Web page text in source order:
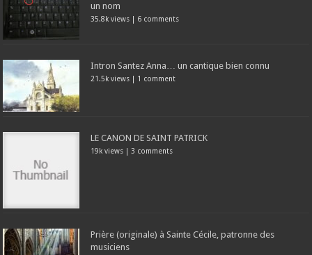
un nom
35.8k views | 6 comments
Intron Santez Anna… un cantique bien connu
21.5k views | 1 comment
LE CANON DE SAINT PATRICK
19k views | 3 comments
Prière (originale) à Sainte Cécile, patronne des
musiciens